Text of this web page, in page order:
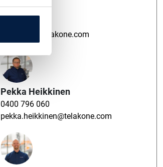
Veijo Repo
veijo.repo@telakone.com
Pekka Heikkinen
0400 796 060
pekka.heikkinen@telakone.com